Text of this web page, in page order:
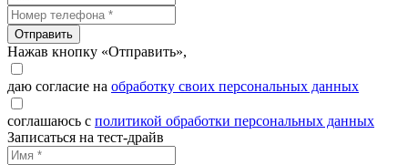
Отправить
Нажав кнопку «Отправить»,
даю согласие на обработку своих персональных данных
соглашаюсь с политикой обработки персональных данных
Записаться на тест-драйв